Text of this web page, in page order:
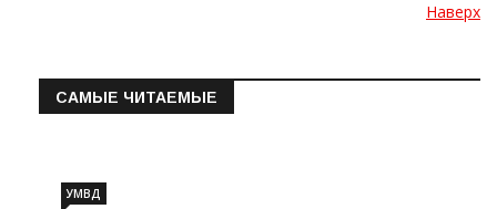
Наверх
САМЫЕ ЧИТАЕМЫЕ
УМВД